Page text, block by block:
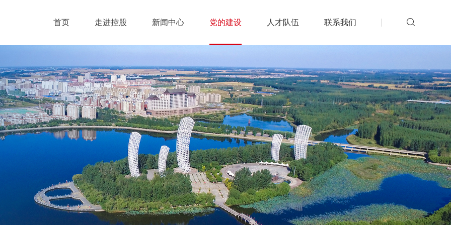
首页 走进控股 新闻中心 党的建设 人才队伍 联系我们